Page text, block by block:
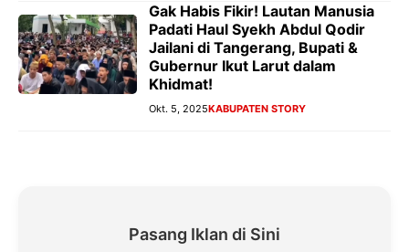
Gak Habis Fikir! Lautan Manusia
Padati Haul Syekh Abdul Qodir
Jailani di Tangerang, Bupati &
Gubernur Ikut Larut dalam
Khidmat!
Okt. 5, 2025KABUPATEN STORY
Pasang Iklan di Sini